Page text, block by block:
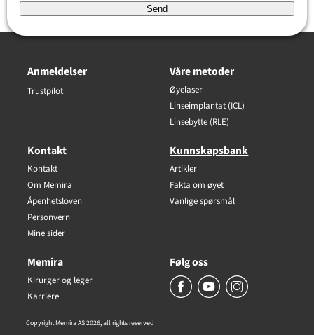
Anmeldelser
Trustpilot
Våre metoder
Øyelaser
Linseimplantat (ICL)
Linsebytte (RLE)
Kontakt
Kontakt
Om Memira
Åpenhetsloven
Personvern
Mine sider
Kunnskapsbank
Artikler
Fakta om øyet
Vanlige spørsmål
Memira
Kirurger og leger
Karriere
Følg oss
Copyright Memira AS 2026, all rights reserved
Send